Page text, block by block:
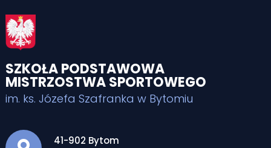
SZKOŁA PODSTAWOWA
MISTRZOSTWA SPORTOWEGO
im. ks. Józefa Szafranka w Bytomiu
Adres pocztowy:
41-902 Bytom